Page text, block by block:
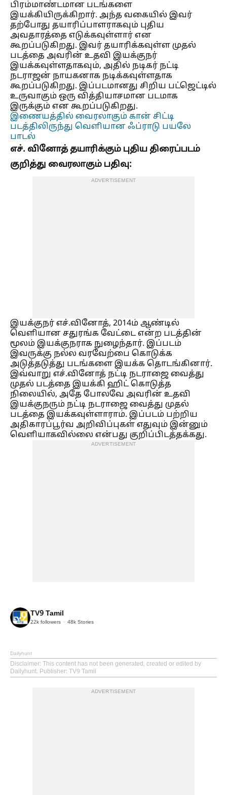
பிரம்மாண்டமான படங்களை
இயக்கியிருக்கிறார். அந்த வகையில் இவர்
தற்போது தயாரிப்பாளராகவும் புதிய
அவதாரத்தை எடுக்கவுள்ளார் என
கூறப்படுகிறது. இவர் தயாரிக்கவுள்ள முதல்
படத்தை அவரின் உதவி இயக்குநர்
இயக்கவுள்ளதாகவும், அதில் நடிகர் நட்டி
நடராஜன் நாயகனாக நடிக்கவுள்ளதாக
கூறப்படுகிறது. இப்படமானது சிறிய பட்ஜெட்டில்
உருவாகும் ஒரு வித்தியாசமான படமாக
இருக்கும் என கூறப்படுகிறது.
இணையத்தில் வைரலாகும் கான் சிட்டி
படத்திலிருந்து வெளியான ஃப்ராடு பயலே
பாடல்
எச். வினோத் தயாரிக்கும் புதிய திரைப்படம்
குறித்து வைரலாகும் பதிவு:
ADVERTISEMENT
இயக்குநர் எச்.வினோத், 2014ம் ஆண்டில்
வெளியான சதுரங்க வேட்டை என்ற படத்தின்
மூலம் இயக்குநராக நுழைந்தார். இப்படம்
இவருக்கு நல்ல வரவேற்பை கொடுக்க
அடுத்தடுத்து படங்களை இயக்க தொடங்கினார்.
இவ்வாறு எச்.வினோத் நட்டி நடராஜை வைத்து
முதல் படத்தை இயக்கி ஹிட் கொடுத்த
நிலையில், அதே போலவே அவரின் உதவி
இயக்குநரும் நட்டி நடராஜை வைத்து முதல்
படத்தை இயக்கவுள்ளாராம். இப்படம் பற்றிய
அதிகாரப்பூர்வ அறிவிப்புகள் எதுவும் இன்னும்
வெளியாகவில்லை என்பது குறிப்பிடத்தக்கது.
ADVERTISEMENT
TV9 Tamil
22k followers 48k Stories
Dailyhunt
Disclaimer: This content has not been generated, created or edited by
Dailyhunt. Publisher: TV9 Tamil
ADVERTISEMENT